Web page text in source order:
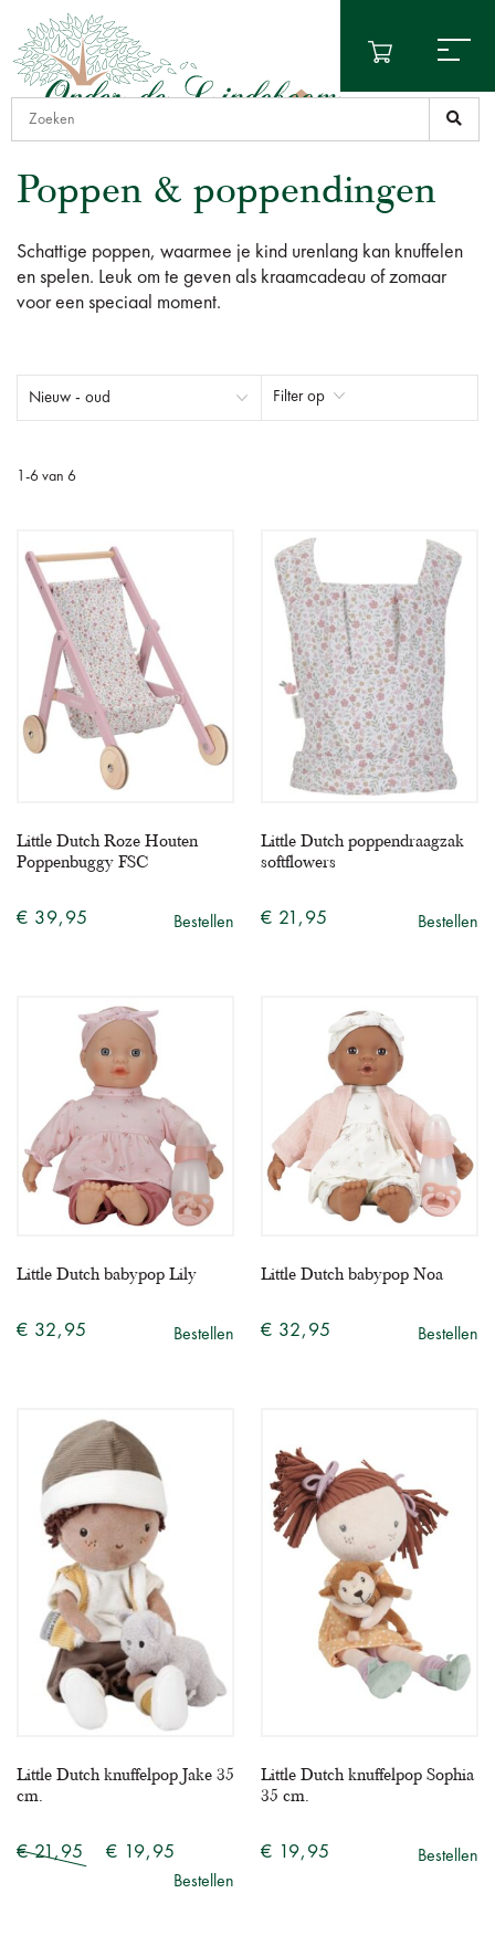
Poppen & poppendingen
Schattige poppen, waarmee je kind urenlang kan knuffelen
en spelen. Leuk om te geven als kraamcadeau of zomaar
voor een speciaal moment.
Filter op
-6 van 6
Little Dutch Roze Houten
Poppenbuggy FSC
€ 39,95 Bestellen
Little Dutch poppendraagzak
softflowers
€ 21,95 Bestellen
Little Dutch babypop Lily
€ 32,95 Bestellen
Little Dutch babypop Noa
€ 32,95 Bestellen
Little Dutch knuffelpop Jake 35
cm.
€ 21,95 € 19,95
Bestellen
Little Dutch knuffelpop Sophia
35 cm.
€ 19,95 Bestellen